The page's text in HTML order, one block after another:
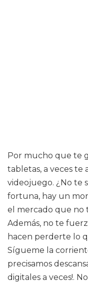
Por mucho que te
tabletas, a veces te
videojuego. ¿No te
fortuna, hay un
el mercado que no
Además, no te
hacen perderte lo
Sígueme la
precisamos
digitales a veces!.